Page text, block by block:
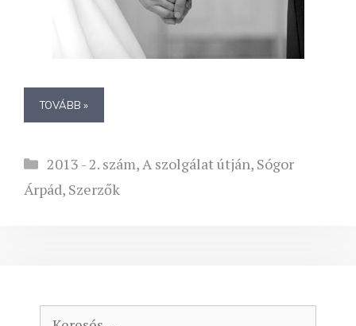
TOVÁBB »
Kategória
2013 - 2. szám, A szolgálat útján, Sógor
Árpád, Szerzők
Keresés: